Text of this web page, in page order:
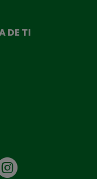
DE TI